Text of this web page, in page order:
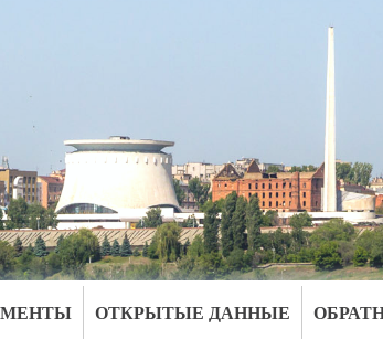
ОТКРЫТЫЕ ДАННЫЕ